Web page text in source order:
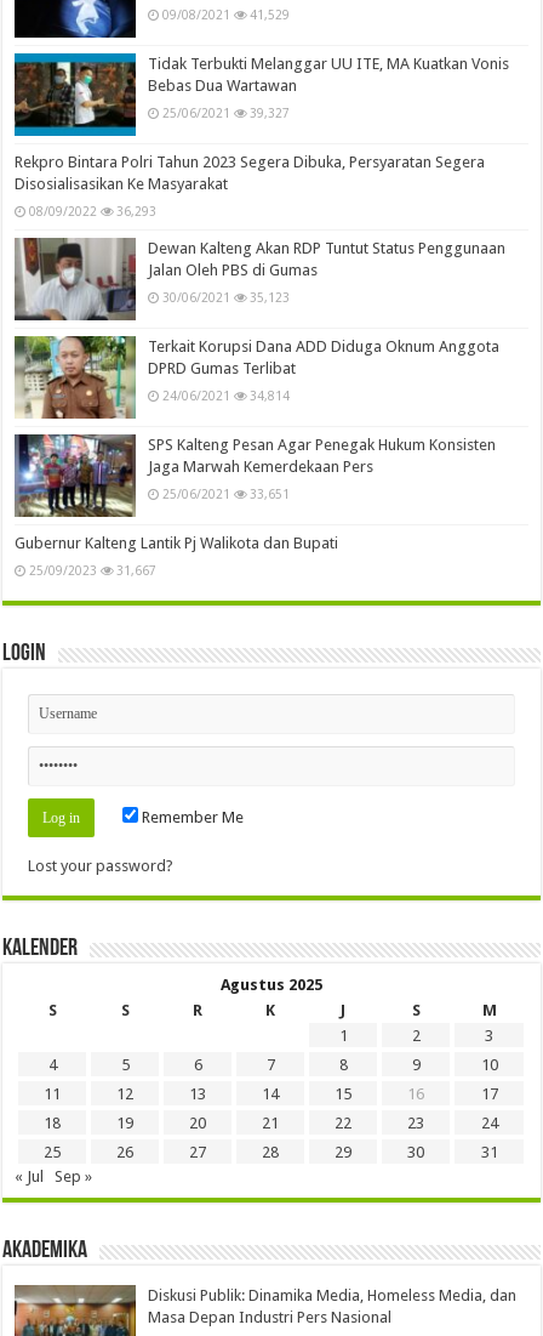
09/08/2021 41,529
Tidak Terbukti Melanggar UU ITE, MA Kuatkan Vonis
Bebas Dua Wartawan
25/06/2021 39,327
Rekpro Bintara Polri Tahun 2023 Segera Dibuka, Persyaratan Segera
Disosialisasikan Ke Masyarakat
08/09/2022 36,293
Dewan Kalteng Akan RDP Tuntut Status Penggunaan
Jalan Oleh PBS di Gumas
30/06/2021 35,123
Terkait Korupsi Dana ADD Diduga Oknum Anggota
DPRD Gumas Terlibat
24/06/2021 34,814
SPS Kalteng Pesan Agar Penegak Hukum Konsisten
Jaga Marwah Kemerdekaan Pers
25/06/2021 33,651
Gubernur Kalteng Lantik Pj Walikota dan Bupati
25/09/2023 31,667
Login
Remember Me
Lost your password?
Kalender
Agustus 2025
S
S R K J S
M
1
2
3
4
5 6 7 8 9
10
11
12 13 14 15 16
17
18
19 20 21 22 23
24
25
26 27 28 29 30
31
« Jul
Sep »
Akademika
Diskusi Publik: Dinamika Media, Homeless Media, dan
Masa Depan Industri Pers Nasional